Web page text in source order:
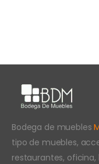
Bodega de muebles
tipo de muebles,
restaurantes, oficina,